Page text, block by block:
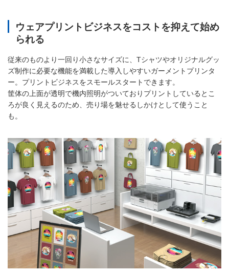
ウェアプリントビジネスをコストを抑えて始め
られる
従来のものより一回り小さなサイズに、Tシャツやオリジナルグッ
ズ制作に必要な機能を満載した導入しやすいガーメントプリンタ
ー。プリントビジネスをスモールスタートできます。
筐体の上面が透明で機内照明がついておりプリントしているとこ
ろが良く見えるのため、売り場を魅せるしかけとして使うこと
も。